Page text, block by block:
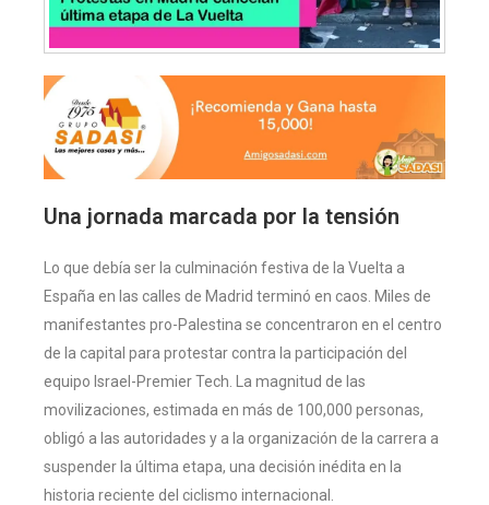
Una jornada marcada por la tensión
Lo que debía ser la culminación festiva de la Vuelta a
España en las calles de Madrid terminó en caos. Miles de
manifestantes pro-Palestina se concentraron en el centro
de la capital para protestar contra la participación del
equipo Israel-Premier Tech. La magnitud de las
movilizaciones, estimada en más de 100,000 personas,
obligó a las autoridades y a la organización de la carrera a
suspender la última etapa, una decisión inédita en la
historia reciente del ciclismo internacional.